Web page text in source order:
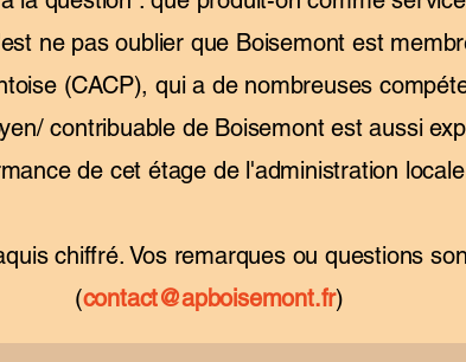
ne pas oublier que Boisemont est
(CACP), qui a de nombreuses
contribuable de Boisemont est aussi
de cet étage de l'administration
chiffré. Vos remarques ou questions
(contact@apboisemont.fr)